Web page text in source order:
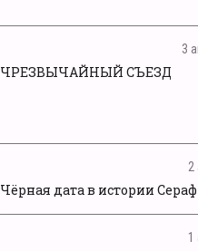
3
ЧРЕЗВЫЧАЙНЫЙ СЪЕЗД
2
Чёрная дата в истории
1